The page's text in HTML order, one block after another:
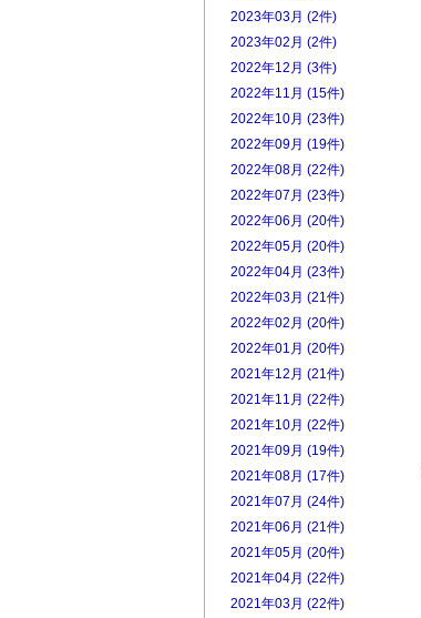
2023年03月 (2件)
2023年02月 (2件)
2022年12月 (3件)
2022年11月 (15件)
2022年10月 (23件)
2022年09月 (19件)
2022年08月 (22件)
2022年07月 (23件)
2022年06月 (20件)
2022年05月 (20件)
2022年04月 (23件)
2022年03月 (21件)
2022年02月 (20件)
2022年01月 (20件)
2021年12月 (21件)
2021年11月 (22件)
2021年10月 (22件)
2021年09月 (19件)
2021年08月 (17件)
2021年07月 (24件)
2021年06月 (21件)
2021年05月 (20件)
2021年04月 (22件)
2021年03月 (22件)